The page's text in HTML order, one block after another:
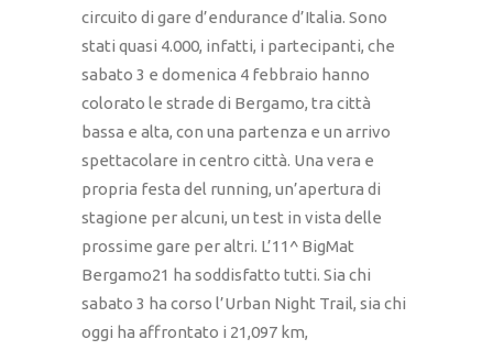
circuito di gare d’endurance d’Italia. Sono
stati quasi 4.000, infatti, i partecipanti, che
sabato 3 e domenica 4 febbraio hanno
colorato le strade di Bergamo, tra città
bassa e alta, con una partenza e un arrivo
spettacolare in centro città. Una vera e
propria festa del running, un’apertura di
stagione per alcuni, un test in vista delle
prossime gare per altri. L’11^ BigMat
Bergamo21 ha soddisfatto tutti. Sia chi
sabato 3 ha corso l’Urban Night Trail, sia chi
oggi ha affrontato i 21,097 km,